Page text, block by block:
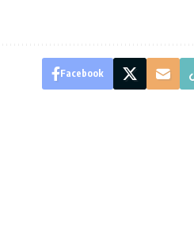
Facebook